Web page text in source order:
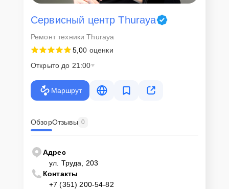
Сервисный центр Thuraya
Ремонт техники Thuraya
5,00 оценки
Открыто до 21:00
Маршрут
ОбзорОтзывы 0
Адрес
ул. Труда, 203
Контакты
+7 (351) 200-54-82